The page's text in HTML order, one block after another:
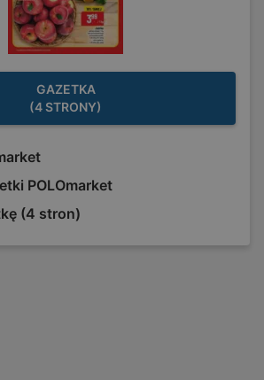
GAZETKA
(4 STRONY)
POLOmarket
(4 stron)